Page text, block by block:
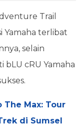
Trail
Yamaha terlibat
selain
bLU cRU Yamaha
Max: Tour
di Sumsel